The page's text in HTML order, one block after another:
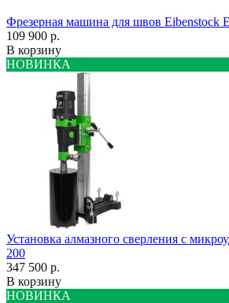
Фрезерная машина для швов Eibenstock
109 900 р.
В корзину
НОВИНКА
Установка алмазного сверления с
200
347 500 р.
В корзину
НОВИНКА